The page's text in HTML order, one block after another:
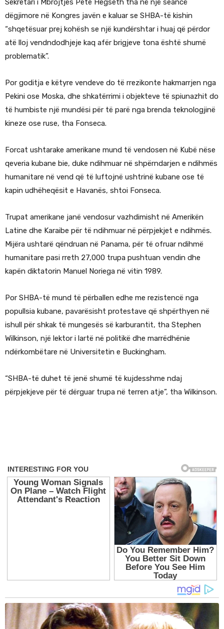
Sekretari i Mbrojtjes Pete Hegseth tha në një seancë
dëgjimore në Kongres javën e kaluar se SHBA-të kishin
“shqetësuar prej kohësh se një kundërshtar i huaj që përdor
atë lloj vendndodhjeje kaq afër brigjeve tona është shumë
problematik”.
Por goditja e këtyre vendeve do të rrezikonte hakmarrjen nga
Pekini ose Moska, dhe shkatërrimi i objekteve të spiunazhit do
të humbiste një mundësi për të parë nga brenda teknologjinë
kineze ose ruse, tha Fonseca.
Forcat ushtarake amerikane mund të vendosen në Kubë nëse
qeveria kubane bie, duke ndihmuar në shpërndarjen e ndihmës
humanitare në vend që të luftojnë ushtrinë kubane ose të
kapin udhëheqësit e Havanës, shtoi Fonseca.
Trupat amerikane janë vendosur vazhdimisht në Amerikën
Latine dhe Karaibe për të ndihmuar në përpjekjet e ndihmës.
Mijëra ushtarë qëndruan në Panama, për të ofruar ndihmë
humanitare pasi rreth 27,000 trupa pushtuan vendin dhe
kapën diktatorin Manuel Noriega në vitin 1989.
Por SHBA-të mund të përballen edhe me rezistencë nga
popullsia kubane, pavarësisht protestave që shpërthyen në
ishull për shkak të mungesës së karburantit, tha Stephen
Wilkinson, një lektor i lartë në politikë dhe marrëdhënie
ndërkombëtare në Universitetin e Buckingham.
“SHBA-të duhet të jenë shumë të kujdesshme ndaj
përpjekjeve për të dërguar trupa në terren atje”, tha Wilkinson.